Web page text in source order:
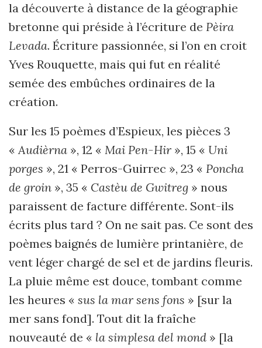
la découverte à distance de la géographie
bretonne qui préside à l’écriture de Pèira
Levada. Écriture passionnée, si l’on en croit
Yves Rouquette, mais qui fut en réalité
semée des embûches ordinaires de la
création.
Sur les 15 poèmes d’Espieux, les pièces 3
«Audièrna », 12 « Mai Pen-Hir », 15 « Uni
porges », 21 « Perros-Guirrec », 23 « Poncha
de groin », 35 « Castèu de Gwitreg » nous
paraissent de facture différente. Sont-ils
écrits plus tard ? On ne sait pas. Ce sont des
poèmes baignés de lumière printanière, de
vent léger chargé de sel et de jardins fleuris.
La pluie même est douce, tombant comme
les heures « sus la mar sens fons » [sur la
mer sans fond]. Tout dit la fraîche
nouveauté de « la simplesa del mond » [la